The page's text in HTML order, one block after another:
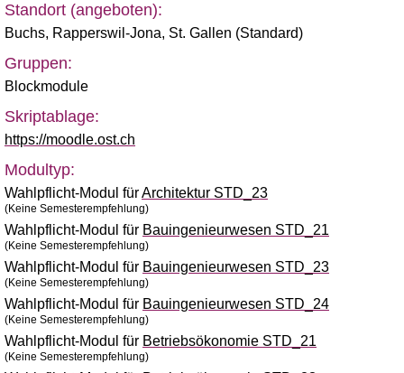
Standort (angeboten):
Buchs, Rapperswil-Jona, St. Gallen (Standard)
Gruppen:
Blockmodule
Skriptablage:
https://moodle.ost.ch
Modultyp:
Wahlpflicht-Modul fürArchitektur STD_23
(Keine Semesterempfehlung)
Wahlpflicht-Modul für Bauingenieurwesen STD_21
(Keine Semesterempfehlung)
Wahlpflicht-Modul für Bauingenieurwesen STD_23
(Keine Semesterempfehlung)
Wahlpflicht-Modul für Bauingenieurwesen STD_24
(Keine Semesterempfehlung)
Wahlpflicht-Modul für Betriebsökonomie STD_21
(Keine Semesterempfehlung)